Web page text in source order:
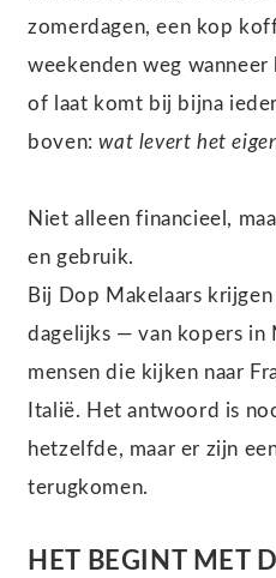
zomerdagen, een kop
weekenden weg
of laat komt bij bijna
boven:wat levert het
Niet alleen financieel,
en gebruik.
Bij Dop Makelaars
dagelijks — van kopers in
mensen die kijken naar
Italië. Het antwoord is
hetzelfde, maar er zijn
terugkomen.
HET BEGINT MET